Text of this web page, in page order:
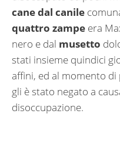
cane dal canile
quattro zampe era
nero e dal musetto
stati insieme quindici
affini, ed al momento di
gli è stato negato a
disoccupazione.